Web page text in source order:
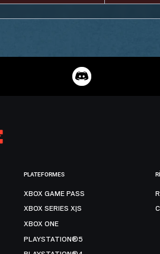
PLATEFORMES
XBOX GAME PASS
XBOX SERIES X|S
XBOX ONE
PLAYSTATION®5